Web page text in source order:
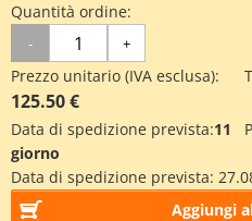
Quantità ordine:
- +
Prezzo unitario (IVA esclusa):
125.50 €
Data di spedizione prevista:11
giorno
Data di spedizione prevista:
Aggiungi